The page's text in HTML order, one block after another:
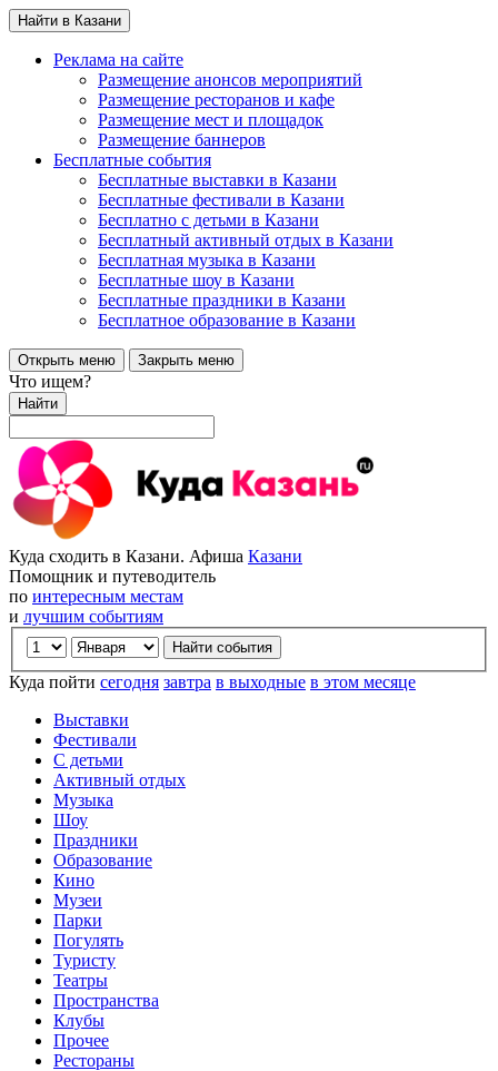
Найти в Казани
Реклама на сайте
Размещение анонсов мероприятий
Размещение ресторанов и кафе
Размещение мест и площадок
Размещение баннеров
Бесплатные события
Бесплатные выставки в Казани
Бесплатные фестивали в Казани
Бесплатно с детьми в Казани
Бесплатный активный отдых в Казани
Бесплатная музыка в Казани
Бесплатные шоу в Казани
Бесплатные праздники в Казани
Бесплатное образование в Казани
Открыть меню Закрыть меню
Что ищем?
Найти
Куда сходить в Казани. Афиша Казани
Помощник и путеводитель
по интересным местам
и лучшим событиям
Куда пойти сегодня завтра в выходные в этом месяце
Выставки
Фестивали
С детьми
Активный отдых
Музыка
Шоу
Праздники
Образование
Кино
Музеи
Парки
Погулять
Туристу
Театры
Пространства
Клубы
Прочее
Рестораны